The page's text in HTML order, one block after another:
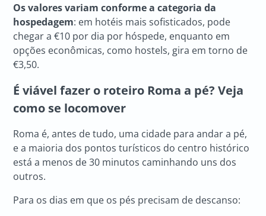
Os valores variam conforme a categoria da
hospedagem: em hotéis mais sofisticados, pode
chegar a €10 por dia por hóspede, enquanto em
opções econômicas, como hostels, gira em torno de
€3,50.
É viável fazer o roteiro Roma a pé? Veja
como se locomover
Roma é, antes de tudo, uma cidade para andar a pé,
e a maioria dos pontos turísticos do centro histórico
está a menos de 30 minutos caminhando uns dos
outros.
Para os dias em que os pés precisam de descanso: